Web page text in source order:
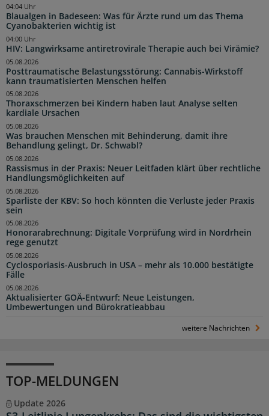
Blaualgen in Badeseen: Was für Ärzte rund um das Thema
Cyanobakterien wichtig ist
04:04 Uhr
HIV: Langwirksame antiretrovirale Therapie auch bei Virämie?
04:00 Uhr
Posttraumatische Belastungsstörung: Cannabis-Wirkstoff
kann traumatisierten Menschen helfen
05.08.2026
Thoraxschmerzen bei Kindern haben laut Analyse selten
kardiale Ursachen
05.08.2026
Was brauchen Menschen mit Behinderung, damit ihre
Behandlung gelingt, Dr. Schwabl?
05.08.2026
Rassismus in der Praxis: Neuer Leitfaden klärt über rechtliche
Handlungsmöglichkeiten auf
05.08.2026
Sparliste der KBV: So hoch könnten die Verluste jeder Praxis
sein
05.08.2026
Honorarabrechnung: Digitale Vorprüfung wird in Nordrhein
rege genutzt
05.08.2026
Cyclosporiasis-Ausbruch in USA – mehr als 10.000 bestätigte
Fälle
05.08.2026
Aktualisierter GOÄ-Entwurf: Neue Leistungen,
Umbewertungen und Bürokratieabbau
05.08.2026
weitere Nachrichten
TOP-MELDUNGEN
Update 2026